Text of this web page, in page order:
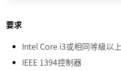
要求
Intel Core i3或相同等級以
IEEE 1394控制器